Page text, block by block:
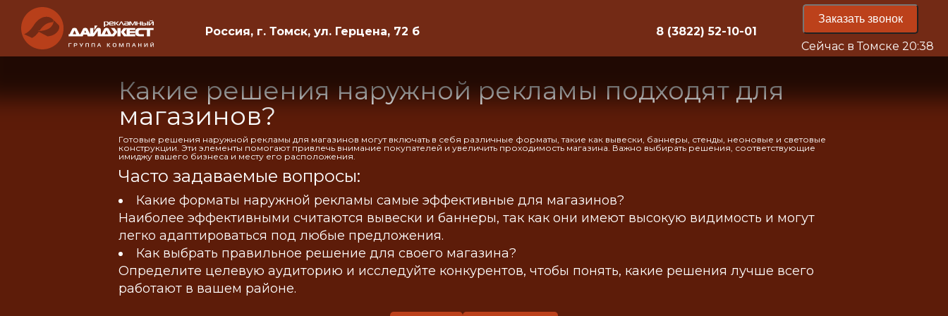
Россия, г. Томск, ул. Герцена, 72 б 8 (3822) 52-10-01
Заказать звонок
Сейчас в Томске 20:38
Какие решения наружной рекламы подходят для
магазинов?
Готовые решения наружной рекламы для магазинов могут включать в себя различные форматы, такие как вывески, баннеры, стенды, неоновые и световые
конструкции. Эти элементы помогают привлечь внимание покупателей и увеличить проходимость магазина. Важно выбирать решения, соответствующие
имиджу вашего бизнеса и месту его расположения.
Часто задаваемые вопросы:
Какие форматы наружной рекламы самые эффективные для магазинов?
Наиболее эффективными считаются вывески и баннеры, так как они имеют высокую видимость и могут
легко адаптироваться под любые предложения.
Как выбрать правильное решение для своего магазина?
Определите целевую аудиторию и исследуйте конкурентов, чтобы понять, какие решения лучше всего
работают в вашем районе.